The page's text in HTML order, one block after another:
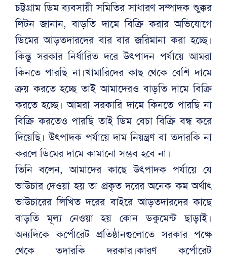
চট্টগ্রাম ডিম ব্যবসায়ী সমিতির সাধারণ সম্পাদক শুক্কুর
লিটন জানান, বাড়তি দামে বিক্রি করার অভিযোগে
ডিমের আড়তদারদের বার বার জরিমানা করা হচ্ছে।
কিন্তু সরকার নির্ধারিত দরে উৎপাদন পর্যায়ে আমরা
কিনতে পারছি না।খামারিদের কাছ থেকে বেশি দামে
ক্রয় করতে হচ্ছে তাই আমাদেরও বাড়তি দামে বিক্রি
করতে হচ্ছে। আমরা সরকারি দামে কিনতে পারছি না
বিক্রি করতেও পারছি তাই ডিম বেচা বিক্রি বন্ধ করে
দিয়েছি। উৎপাদক পর্যায়ে দাম নিয়ন্ত্রণ বা তদারকি না
করলে ডিমের দামে কামানো সম্ভব হবে না।
তিনি বলেন, আমাদের কাছে উৎপাদক পর্যায়ে যে
ভাউচার দেওয়া হয় তা প্রকৃত দরের অনেক কম অর্থাৎ
ভাউচারের লিখিত দরের বাইরে আড়তদারদের কাছে
বাড়তি মূল্য নেওয়া হয় কোন ডকুমেন্ট ছাড়াই।
অন্যদিকে কর্পোরেট প্রতিষ্ঠানগুলোতে সরকার পক্ষে
থেকে তদারকি দরকার।কারণ কর্পোরেট